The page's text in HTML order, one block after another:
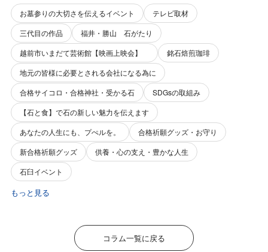
お墓参りの大切さを伝えるイベント
テレビ取材
三代目の作品
福井・勝山 石がたり
越前市いまだて芸術館【映画上映会】
銘石焙煎珈琲
地元の皆様に必要とされる会社になる為に
合格サイコロ・合格神社・受かる石
SDGsの取組み
【石と食】で石の新しい魅力を伝えます
あなたの人生にも、プぺルを。
合格祈願グッズ・お守り
新合格祈願グッズ
供養・心の支え・豊かな人生
石臼イベント
もっと見る
コラム一覧に戻る